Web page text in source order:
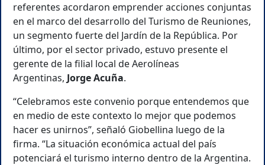
referentes acordaron emprender acciones conjuntas
en el marco del desarrollo del Turismo de Reuniones,
un segmento fuerte del Jardín de la República. Por
último, por el sector privado, estuvo presente el
gerente de la filial local de Aerolíneas
Argentinas, Jorge Acuña.
“Celebramos este convenio porque entendemos que
en medio de este contexto lo mejor que podemos
hacer es unirnos”, señaló Giobellina luego de la
firma. “La situación económica actual del país
potenciará el turismo interno dentro de la Argentina.